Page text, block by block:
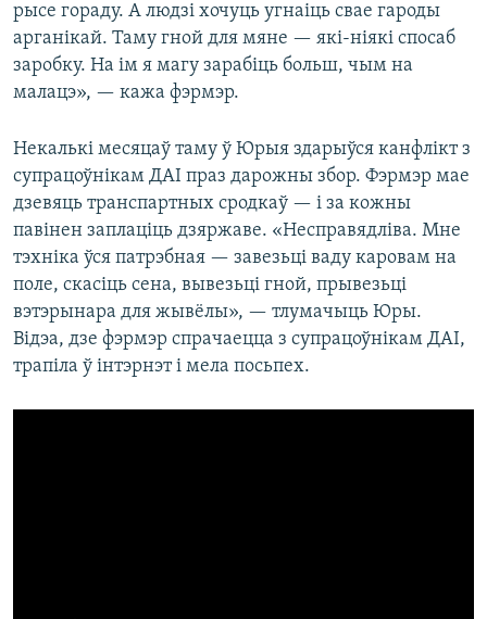
рысе гораду. А людзі хочуць угнаіць свае гароды
арганікай. Таму гной для мяне — які-ніякі спосаб
заробку. На ім я магу зарабіць больш, чым на
малацэ», — кажа фэрмэр.
Некалькі месяцаў таму ў Юрыя здарыўся канфлікт з
супрацоўнікам ДАІ праз дарожны збор. Фэрмэр мае
дзевяць транспартных сродкаў — і за кожны
павінен заплаціць дзяржаве. «Несправядліва. Мне
тэхніка ўся патрэбная — завезьці ваду каровам на
поле, скасіць сена, вывезьці гной, прывезьці
вэтэрынара для жывёлы», — тлумачыць Юры.
Відэа, дзе фэрмэр спрачаецца з супрацоўнікам ДАІ,
трапіла ў інтэрнэт і мела посьпех.